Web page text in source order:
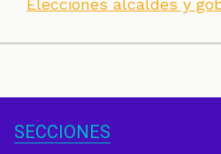
Elecciones alcaldes y
SECCIONES